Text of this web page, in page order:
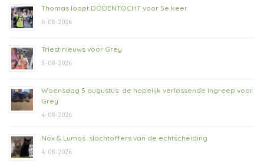
Thomas loopt DODENTOCHT voor 5e keer
6-08-2026
Triest nieuws voor Grey
5-08-2026
Woensdag 5 augustus: de hopelijk verlossende ingreep voor
Grey
4-08-2026
Nox & Lumos :slachtoffers van de echtscheiding
4-08-2026